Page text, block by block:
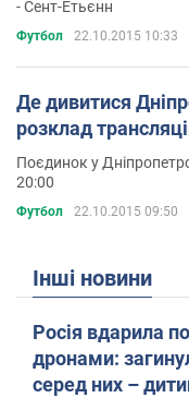
- Сент-Етьєнн
Футбол 22.10.2015 10:33
Де дивитися
розклад
Поєдинок у
20:00
Футбол 22.10.2015 09:50
Інші новини
Росія вдарила
дронами:
серед них –